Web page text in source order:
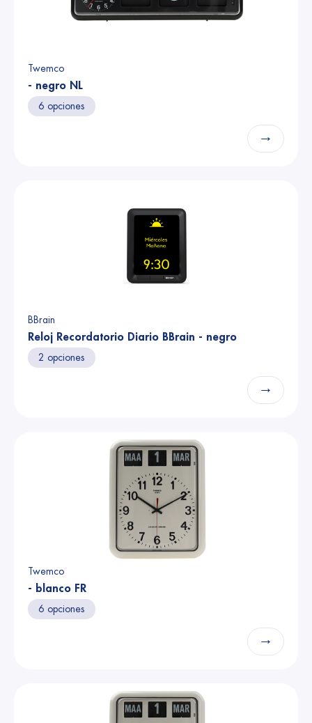
Twemco
- negro NL
6 opciones
→
BBrain
Reloj Recordatorio Diario BBrain - negro
2 opciones
→
Twemco
- blanco FR
6 opciones
→